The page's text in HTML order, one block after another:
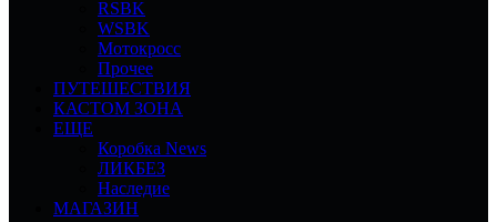
RSBK
WSBK
Мотокросс
Прочее
ПУТЕШЕСТВИЯ
КАСТОМ ЗОНА
ЕЩЕ
Коробка News
ЛИКБЕЗ
Наследие
МАГАЗИН